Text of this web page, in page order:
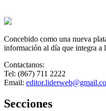
Concebido como una nueva
información al día que integra
Contactanos:
Tel: (867) 711 2222
Email:
Secciones